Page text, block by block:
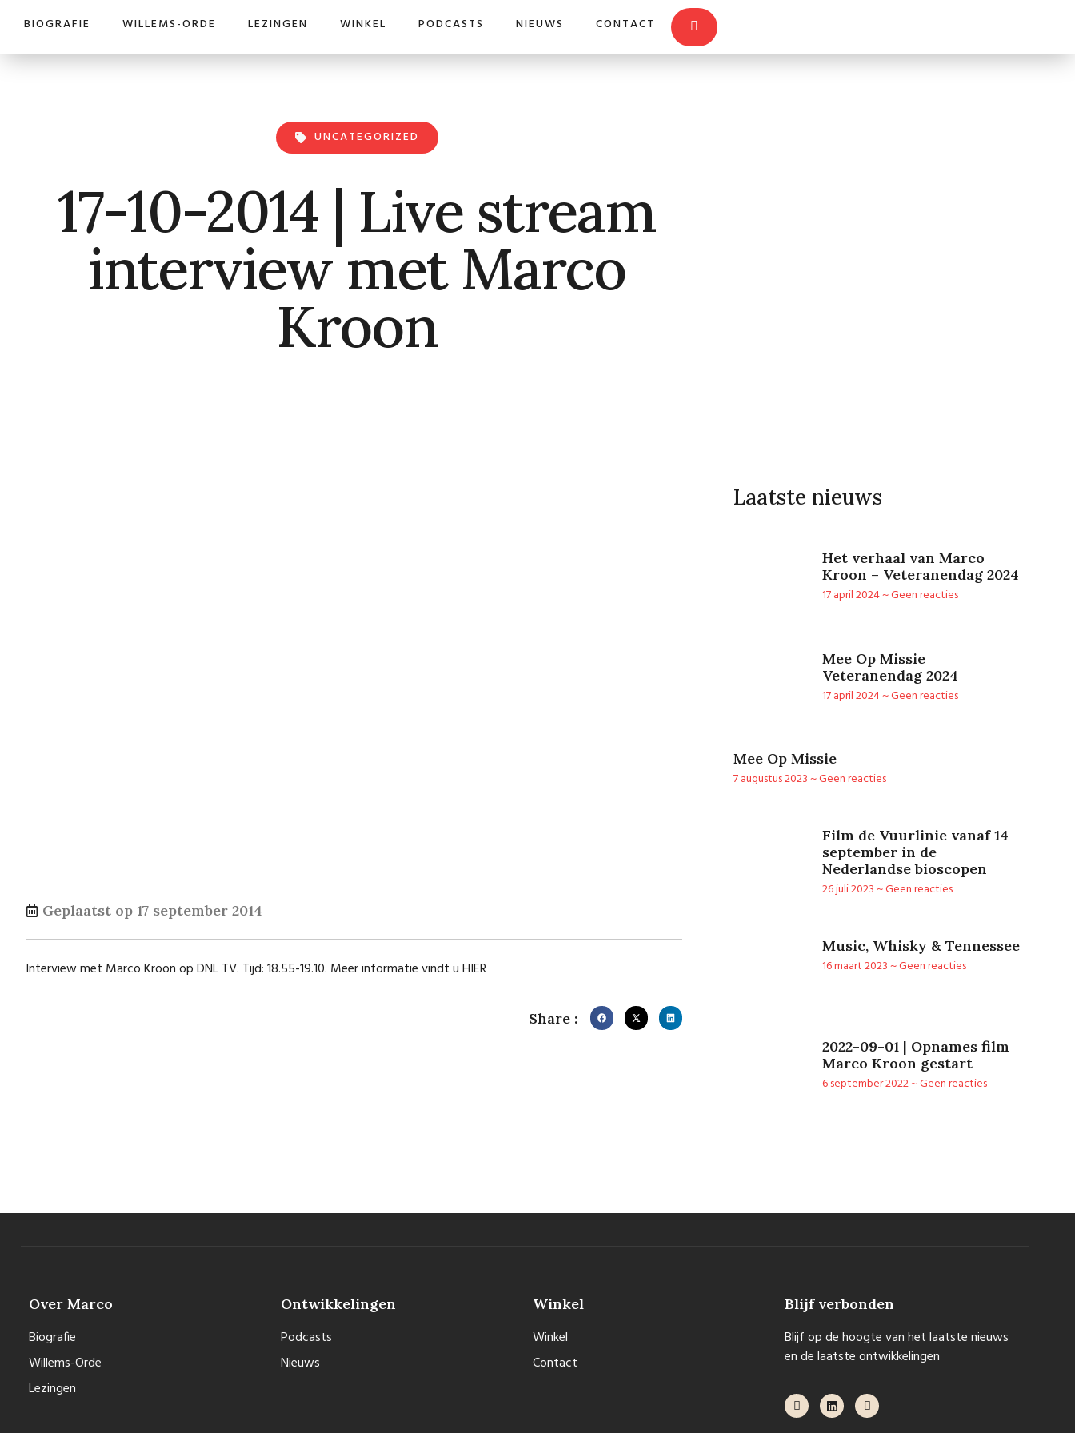
BIOGRAFIE WILLEMS-ORDE LEZINGEN WINKEL PODCASTS NIEUWS CONTACT
UNCATEGORIZED
17-10-2014 | Live stream
interview met Marco
Kroon
Geplaatst op 17 september 2014
Interview met Marco Kroon op DNL TV. Tijd: 18.55-19.10. Meer informatie vindt uHIER
Share :
Laatste nieuws
Het verhaal van Marco
Kroon – Veteranendag 2024
17 april 2024 Geen reacties
Mee Op Missie
Veteranendag 2024
17 april 2024 Geen reacties
Mee Op Missie
7 augustus 2023 Geen reacties
Film de Vuurlinie vanaf 14
september in de
Nederlandse bioscopen
26 juli 2023 Geen reacties
Music, Whisky & Tennessee
16 maart 2023 Geen reacties
2022-09-01 | Opnames film
Marco Kroon gestart
6 september 2022 Geen reacties
Over Marco
Biografie
Willems-Orde
Lezingen
Ontwikkelingen
Podcasts
Nieuws
Winkel
Winkel
Contact
Blijf verbonden
Blijf op de hoogte van het laatste nieuws
en de laatste ontwikkelingen